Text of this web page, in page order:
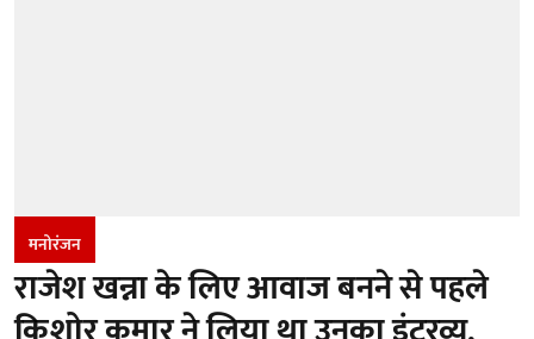
मनोरंजन
राजेश खन्ना के लिए आवाज बनने से पहले